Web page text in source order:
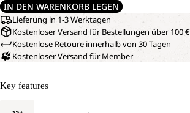
IN DEN WARENKORB LEGEN
Lieferung in 1-3 Werktagen
Kostenloser Versand für Bestellungen über 100 €
Kostenlose Retoure innerhalb von 30 Tagen
Kostenloser Versand für Member
Key features